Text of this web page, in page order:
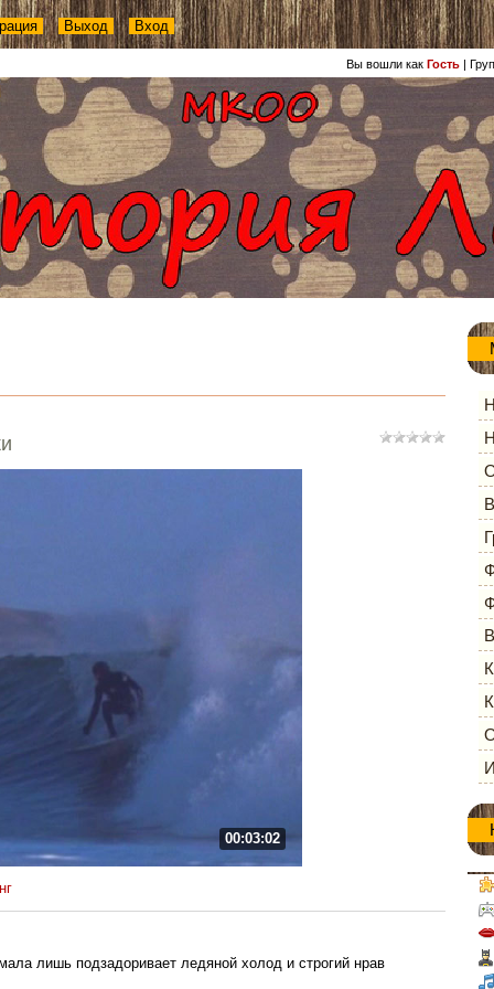
Вы вошли как Гость |
Выход Вход
00:03:02
лишь подзадоривает ледяной холод и строгий нрав